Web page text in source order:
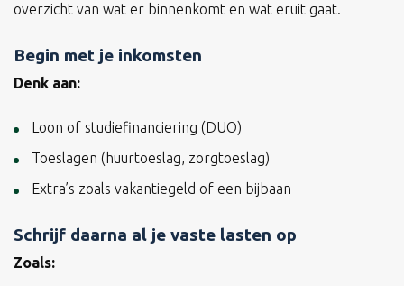
overzicht van wat er binnenkomt en wat eruit gaat.
Begin met je inkomsten
Denk aan:
Loon of studiefinanciering (DUO)
Toeslagen (huurtoeslag, zorgtoeslag)
Extra’s zoals vakantiegeld of een bijbaan
Schrijf daarna al je vaste lasten op
Zoals: